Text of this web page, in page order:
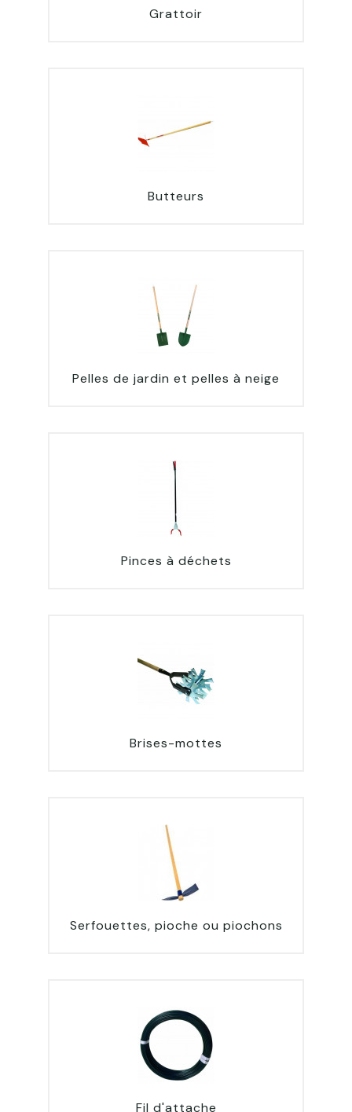
Grattoir
Butteurs
Pelles de jardin et pelles à neige
Pinces à déchets
Brises-mottes
Serfouettes, pioche ou piochons
Fil d'attache